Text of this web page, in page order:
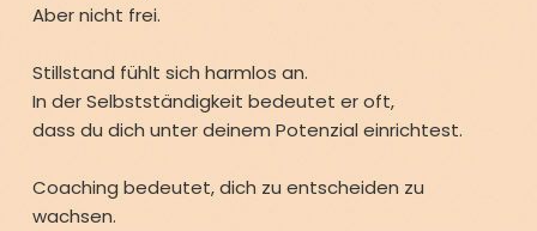
Aber nicht frei.
Stillstand fühlt sich harmlos an.
In der Selbstständigkeit bedeutet er oft,
dass du dich unter deinem Potenzial einrichtest.
Coaching bedeutet, dich zu entscheiden zu
wachsen.